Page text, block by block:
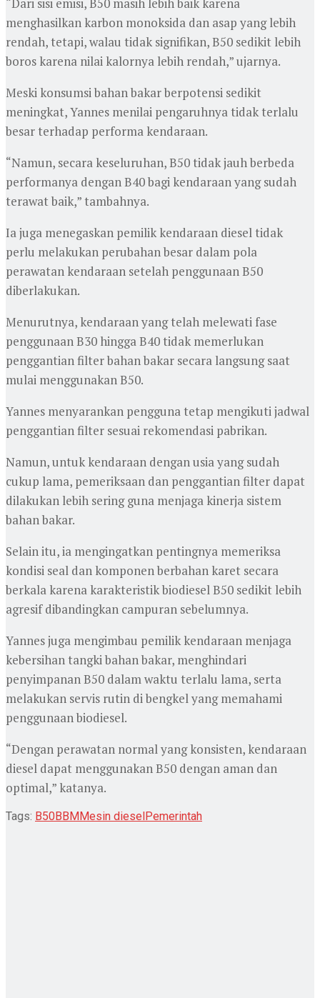
“Dari sisi emisi, B50 masih lebih baik karena
menghasilkan karbon monoksida dan asap yang lebih
rendah, tetapi, walau tidak signifikan, B50 sedikit lebih
boros karena nilai kalornya lebih rendah,” ujarnya.
Meski konsumsi bahan bakar berpotensi sedikit
meningkat, Yannes menilai pengaruhnya tidak terlalu
besar terhadap performa kendaraan.
“Namun, secara keseluruhan, B50 tidak jauh berbeda
performanya dengan B40 bagi kendaraan yang sudah
terawat baik,” tambahnya.
Ia juga menegaskan pemilik kendaraan diesel tidak
perlu melakukan perubahan besar dalam pola
perawatan kendaraan setelah penggunaan B50
diberlakukan.
Menurutnya, kendaraan yang telah melewati fase
penggunaan B30 hingga B40 tidak memerlukan
penggantian filter bahan bakar secara langsung saat
mulai menggunakan B50.
Yannes menyarankan pengguna tetap mengikuti jadwal
penggantian filter sesuai rekomendasi pabrikan.
Namun, untuk kendaraan dengan usia yang sudah
cukup lama, pemeriksaan dan penggantian filter dapat
dilakukan lebih sering guna menjaga kinerja sistem
bahan bakar.
Selain itu, ia mengingatkan pentingnya memeriksa
kondisi seal dan komponen berbahan karet secara
berkala karena karakteristik biodiesel B50 sedikit lebih
agresif dibandingkan campuran sebelumnya.
Yannes juga mengimbau pemilik kendaraan menjaga
kebersihan tangki bahan bakar, menghindari
penyimpanan B50 dalam waktu terlalu lama, serta
melakukan servis rutin di bengkel yang memahami
penggunaan biodiesel.
“Dengan perawatan normal yang konsisten, kendaraan
diesel dapat menggunakan B50 dengan aman dan
optimal,” katanya.
Tags: B50BBM Mesin diesel Pemerintah